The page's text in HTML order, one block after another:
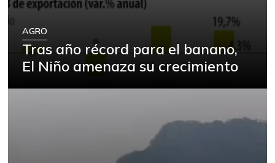
AGRO
Tras año récord para el banano,
El Niño amenaza su crecimiento